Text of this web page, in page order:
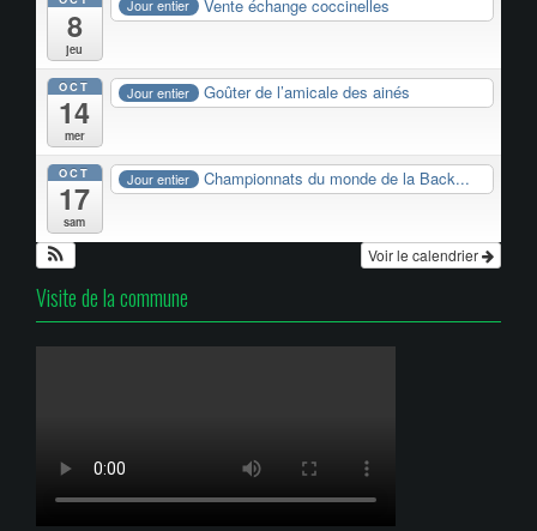
8
jeu
Jour entier Vente échange coccinelles
OCT
14
mer
Jour entier Goûter de l’amicale des ainés
OCT
17
sam
Jour entier Championnats du monde de la Back...
Voir le calendrier
Visite de la commune